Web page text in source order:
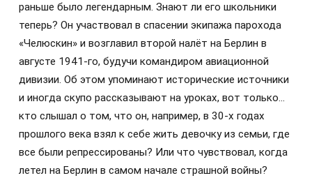
раньше было легендарным. Знают ли его школьники
теперь? Он участвовал в спасении экипажа парохода
«Челюскин» и возглавил второй налёт на Берлин в
августе 1941-го, будучи командиром авиационной
дивизии. Об этом упоминают исторические источники
и иногда скупо рассказывают на уроках, вот только…
кто слышал о том, что он, например, в 30-х годах
прошлого века взял к себе жить девочку из семьи, где
все были репрессированы? Или что чувствовал, когда
летел на Берлин в самом начале страшной войны?